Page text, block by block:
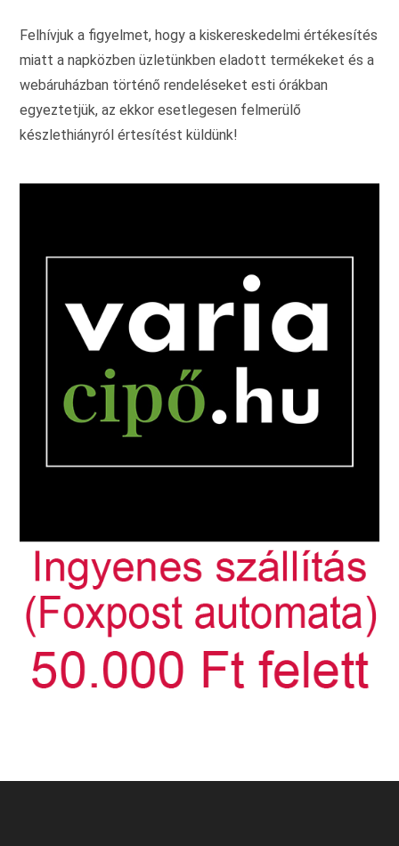
Felhívjuk a figyelmet, hogy a kiskereskedelmi értékesítés
miatt a napközben üzletünkben eladott termékeket és a
webáruházban történő rendeléseket esti órákban
egyeztetjük, az ekkor esetlegesen felmerülő
készlethiányról értesítést küldünk!